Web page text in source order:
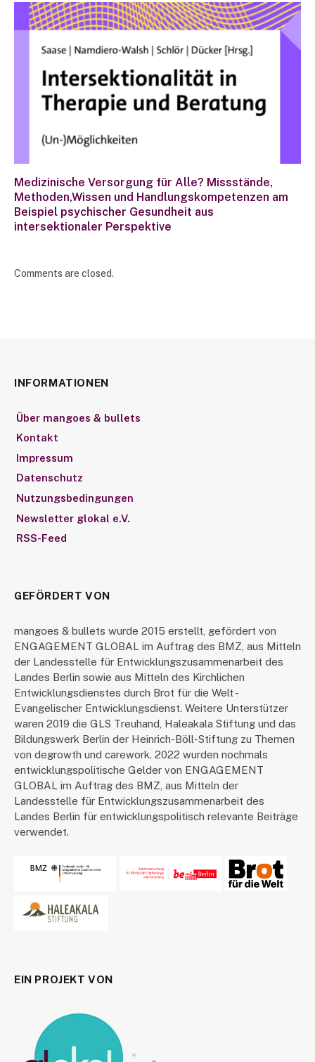
Medizinische Versorgung für Alle? Missstände,
Methoden,Wissen und Handlungskompetenzen am
Beispiel psychischer Gesundheit aus
intersektionaler Perspektive
Comments are closed.
INFORMATIONEN
Über mangoes & bullets
Kontakt
Impressum
Datenschutz
Nutzungsbedingungen
Newsletter glokal e.V.
RSS-Feed
GEFÖRDERT VON
mangoes & bullets wurde 2015 erstellt, gefördert von
ENGAGEMENT GLOBAL im Auftrag des BMZ, aus Mitteln
der Landesstelle für Entwicklungszusammenarbeit des
Landes Berlin sowie aus Mitteln des Kirchlichen
Entwicklungsdienstes durch Brot für die Welt -
Evangelischer Entwicklungsdienst. Weitere Unterstützer
waren 2019 die GLS Treuhand, Haleakala Stiftung und das
Bildungswerk Berlin der Heinrich-Böll-Stiftung zu Themen
von degrowth und carework. 2022 wurden nochmals
entwicklungspolitische Gelder von ENGAGEMENT
GLOBAL im Auftrag des BMZ, aus Mitteln der
Landesstelle für Entwicklungszusammenarbeit des
Landes Berlin für entwicklungspolitisch relevante Beiträge
verwendet.
EIN PROJEKT VON